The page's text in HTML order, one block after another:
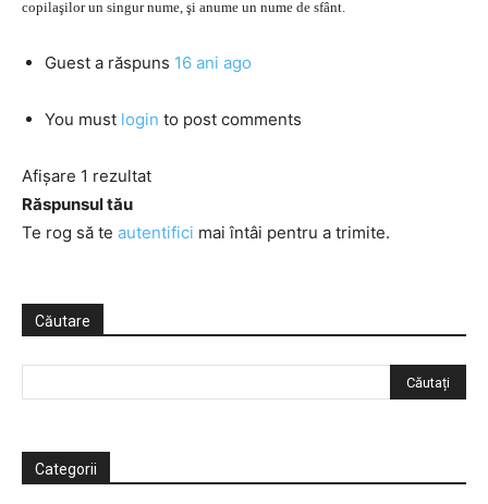
copilaşilor un singur nume, şi anume un nume de sfânt.
Guest a răspuns 16 ani ago
You must login to post comments
Afișare 1 rezultat
Răspunsul tău
Te rog să te autentifici mai întâi pentru a trimite.
Căutare
Categorii